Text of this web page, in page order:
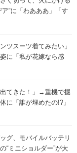
”に「わあああ」「す
ツスーツ着てみたい」
に「私が花嫁なら感
出てきた！」→重機で掘
「誰が埋めたの!?」
グ、モバイルバッテリ
“ミニショルダー”が大